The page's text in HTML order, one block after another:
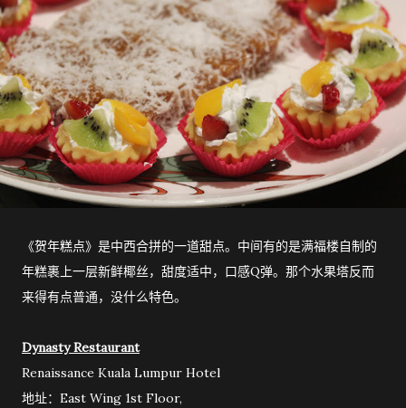
《贺年糕点》是中西合拼的一道甜点。中间有的是满福楼自制的
年糕裹上一层新鲜椰丝，甜度适中，口感Q弹。那个水果塔反而
来得有点普通，没什么特色。
Dynasty Restaurant
Renaissance Kuala Lumpur Hotel
地址：East Wing 1st Floor,